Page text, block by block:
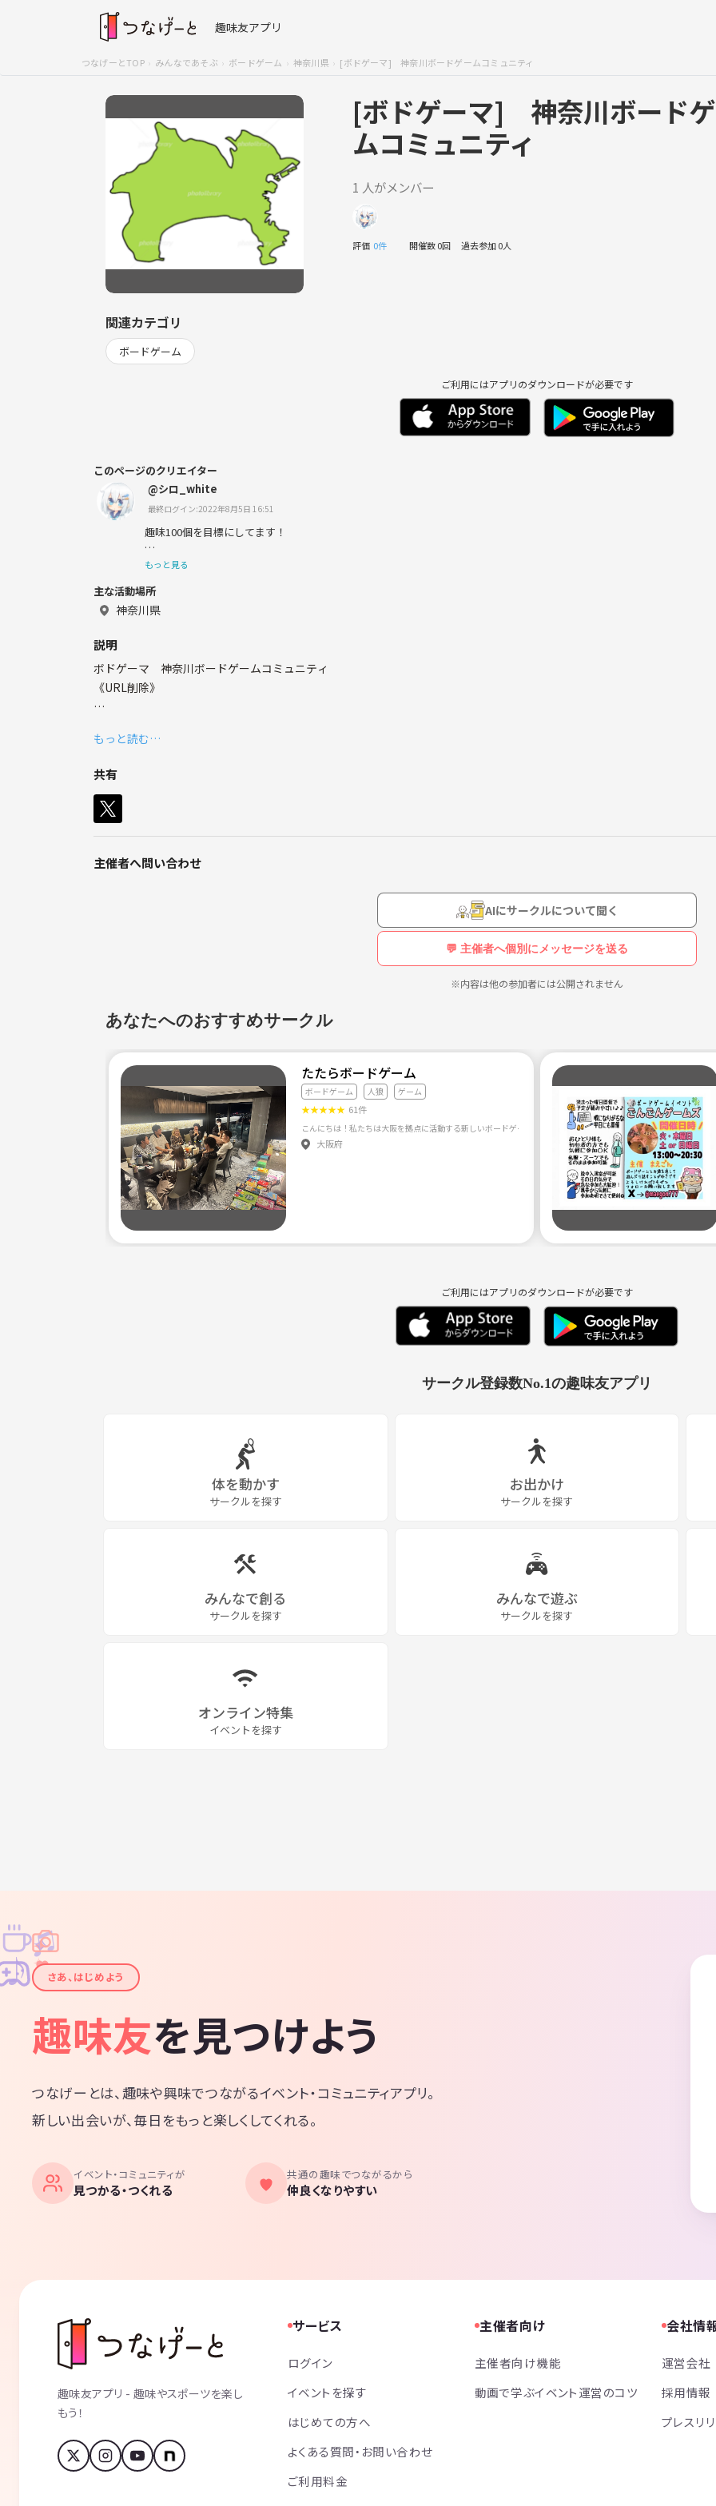
趣味友アプリ
つなげーとTOP みんなであそぶ ボードゲーム 神奈川県 [ボドゲーマ] 神奈川ボードゲームコミュニティ
[ボドゲーマ] 神奈川ボード
ムコミュニティ
1 人がメンバー
評価 0件 開催数 0回 過去参加 0人
関連カテゴリ
ボードゲーム
ご利用にはアプリのダウンロードが必要です
このページのクリエイター
@シロ_white
最終ログイン:2022年8月5日 16:51
趣味100個を目標にしてます！
何か一緒に遊べる機会があると嬉しいです！！
・VR・アニメ・創作活動・モノづくり・電子工作 etc
もっと見る
主な活動場所
神奈川県
説明
ボドゲーマ 神奈川ボードゲームコミュニティ
《URL削除》
・2020年11月 活動開始
・月２回ぐらいボードゲーム会開催してます。
・重ゲー会・オンラインゲーム会 等々、色々できます。
・マーダーミステリー会・ボドゲ合宿 を企画中です。
・ボードゲームの動画を撮ることもあります。
・新作やイベントやセール等、情報交換もしてます。
活動方針としてはコミュニケーション重視で、全員が楽しめること！！
どうぞ、よろしくー！
もっと読む…
共有
主催者へ問い合わせ
AIにサークルについて聞く
💬 主催者へ個別にメッセージを送る
※内容は他の参加者には公開されません
あなたへのおすすめサークル
たたらボードゲーム
ボードゲーム 人狼 ゲーム
★★★★★ 61件
大阪府
ご利用にはアプリのダウンロードが必要です
サークル登録数No.1の趣味友アプリ
体を動かす
サークルを探す
お出かけ
サークルを探す
みんなで創る
サークルを探す
みんなで遊ぶ
サークルを探す
オンライン特集
イベントを探す
✦
✦
✧
✧
♪
♫
さあ、はじめよう
趣味友を見つけよう
つなげーとは、趣味や興味でつながるイベント・コミュニティアプリ。
新しい出会いが、毎日をもっと楽しくしてくれる。
イベント・コミュニティが
見つかる・つくれる
共通の趣味でつながるから
仲良くなりやすい
趣味友アプリ - 趣味やスポーツを楽し
もう！
サービス
ログイン
イベントを探す
はじめての方へ
よくある質問・お問い合わせ
ご利用料金
主催者向け
主催者向け機能
動画で学ぶイベント運営のコツ
会社情
運営会社
採用情報
プレスリ